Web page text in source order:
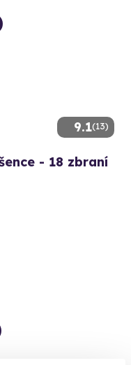
9.1(13)
- 18 zbraní